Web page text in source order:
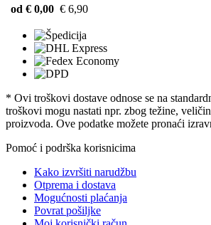
od € 0,00 € 6,90
* Ovi troškovi dostave odnose se na
troškovi mogu nastati npr. zbog težine,
proizvoda. Ove podatke možete pronaći
Pomoć i podrška korisnicima
Kako izvršiti narudžbu
Otprema i dostava
Mogućnosti plaćanja
Povrat pošiljke